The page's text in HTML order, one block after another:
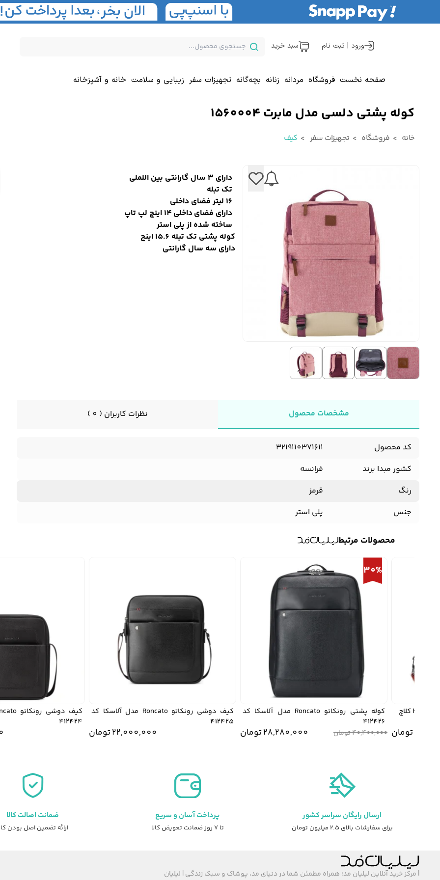
سبد خرید ورود | ثبت نام
صفحه نخست فروشگاه مردانه زنانه بچه‌گانه تجهیزات سفر زیبایی و سلامت خانه و آشپزخانه
کوله پشتی دلسی مدل مابرت 1560004
خانه فروشگاه تجهیزات سفر کیف
دارای 3 سال گارانتی بین اللملی
تک تبله
دارای فضای داخلی 14 اینچ لپ تاپ
ساخته شده از پلی استر
کوله پشتی تک تبله 15.6 اینچ
دارای سه سال گارانتی
مشخصات محصول نظرات کاربران ( 0 )
کد محصول
3219110371611
کشور مبدا برند
فرانسه
رنگ
قرمز
جنس
پلی استر
محصولات مرتبط
تومان
30%
کوله پشتی رونکاتو Roncato مدل آلاسکا کد
412426
40,400,000تومان
قیمت
28,280,000تومانقیمت
کیف دوشی رونکاتو Roncato مدل آلاسکا کد
412425
22,000,000تومان
412424
ارسال رایگان سراسر کشور
برای سفارشات بالای ۲.۵ میلیون تومان
پرداخت آسان و سریع
تا ۷ روز ضمانت تعویض کالا
ضمانت اصالت کالا
ارائه تضمین اصل بودن
| مرکز خرید آنلاین لیلیان مد؛ همراه مطمئن شما در دنیای مد، پوشاک و سبک زندگی | لیلیان